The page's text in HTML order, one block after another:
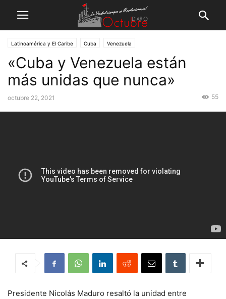
Latinoamérica y El Caribe Cuba Venezuela
«Cuba y Venezuela están
más unidas que nunca»
octubre 22, 2021 55
Presidente Nicolás Maduro resaltó la unidad entre